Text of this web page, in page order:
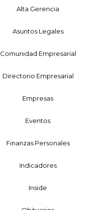
Alta Gerencia
Asuntos Legales
Comunidad Empresarial
Directorio Empresarial
Empresas
Eventos
Finanzas Personales
Indicadores
Inside